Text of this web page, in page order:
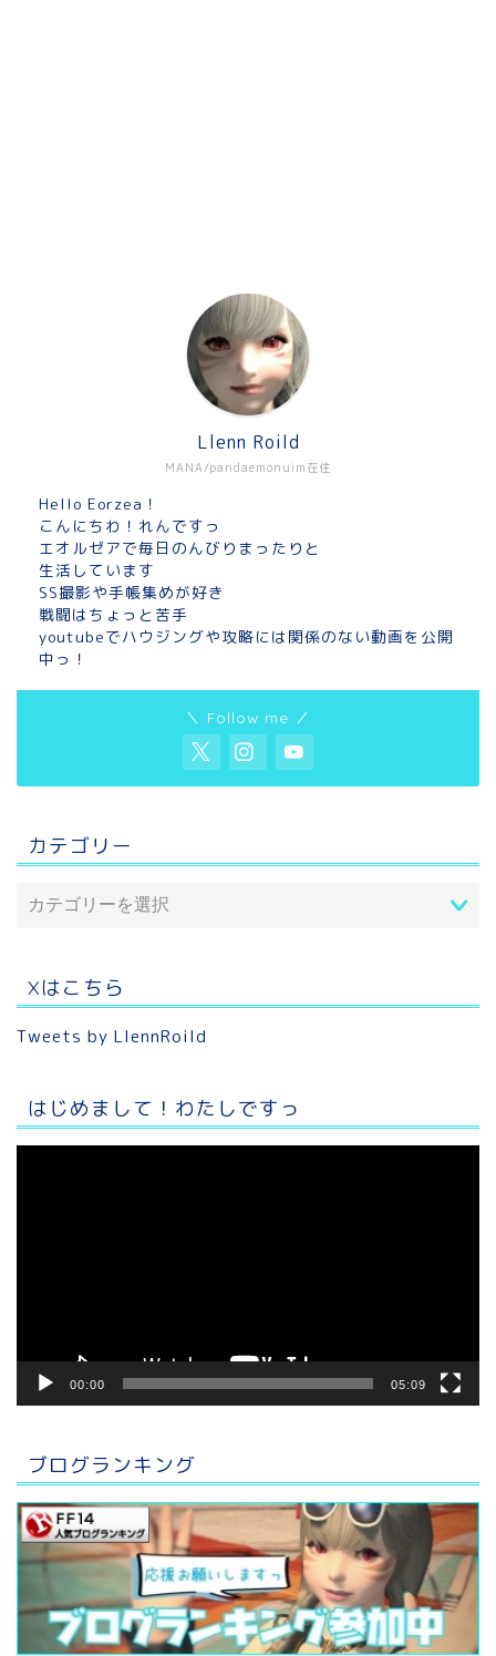
MANA/pandaemonuim在住
Llenn Roild
Hello Eorzea！
こんにちわ！れんですっ
エオルゼアで毎日のんびりまったりと
生活しています
SS撮影や手帳集めが好き
戦闘はちょっと苦手
youtubeでハウジングや攻略には関係のない動画を公開
中っ！
＼ Follow me ／
カテゴリー
Xはこちら
Tweets by LlennRoild
はじめまして！わたしですっ
00:00 05:09
ブログランキング